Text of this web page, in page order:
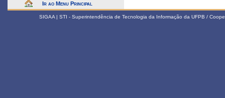
Ir ao Menu Principal
SIGAA | STI - Superintendência de Tecnologia da Informação da UFPB /